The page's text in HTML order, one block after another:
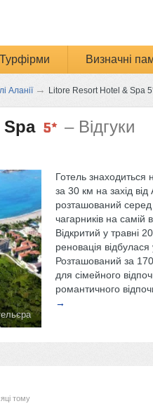
Турфірми Визначні
Аланії → Litore Resort Hotel & Spa
– Відгуки
Готель знаходиться
за 30 км на захід від
розташований
чагарників на самій
Відкритий у травні
реновація відбулася
Розташований за
для сімейного
романтичного
→
тому